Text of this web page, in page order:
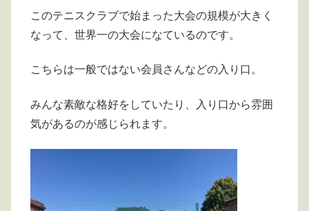
このテニスクラブで始まった大会の規模が大きく
なって、世界一の大会になているのです。
こちらは一般ではない会員さんなどの入り口。
みんな素敵な格好をしていたり、入り口から雰囲
気があるのが感じられます。